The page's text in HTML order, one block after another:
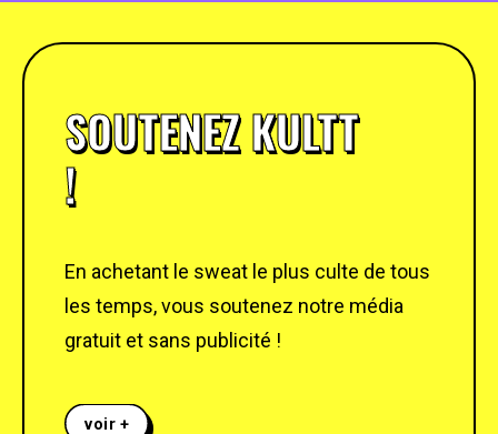
SOUTENEZ KULTT
!
En achetant le sweat le plus culte de tous
les temps, vous soutenez notre média
gratuit et sans publicité !
voir +